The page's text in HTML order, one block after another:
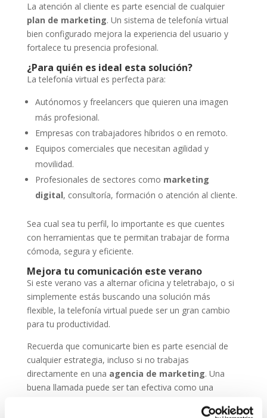
La atención al cliente es parte esencial de cualquier
plan de marketing. Un sistema de telefonía virtual
bien configurado mejora la experiencia del usuario y
fortalece tu presencia profesional.
¿Para quién es ideal esta solución?
La telefonía virtual es perfecta para:
Autónomos y freelancers que quieren una imagen
más profesional.
Empresas con trabajadores híbridos o en remoto.
Equipos comerciales que necesitan agilidad y
movilidad.
Profesionales de sectores como marketing
digital, consultoría, formación o atención al cliente.
Sea cual sea tu perfil, lo importante es que cuentes
con herramientas que te permitan trabajar de forma
cómoda, segura y eficiente.
Mejora tu comunicación este verano
Si este verano vas a alternar oficina y teletrabajo, o si
simplemente estás buscando una solución más
flexible, la telefonía virtual puede ser un gran cambio
para tu productividad.
Recuerda que comunicarte bien es parte esencial de
cualquier estrategia, incluso si no trabajas
directamente en una agencia de marketing. Una
buena llamada puede ser tan efectiva como una